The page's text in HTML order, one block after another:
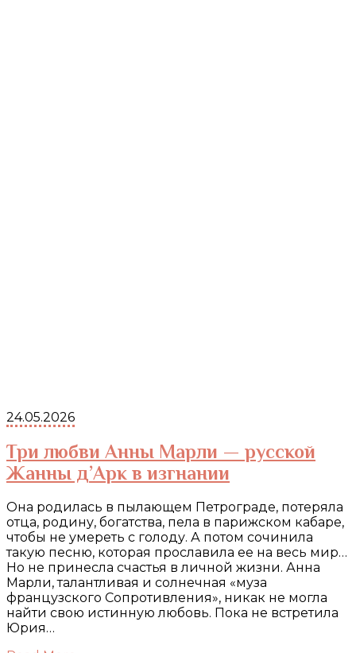
24.05.2026
Три любви Анны Марли — русской
Жанны д’Арк в изгнании
Она родилась в пылающем Петрограде, потеряла
отца, родину, богатства, пела в парижском кабаре,
чтобы не умереть с голоду. А потом сочинила
такую песню, которая прославила ее на весь мир…
Но не принесла счастья в личной жизни. Анна
Марли, талантливая и солнечная «муза
французского Сопротивления», никак не могла
найти свою истинную любовь. Пока не встретила
Юрия…